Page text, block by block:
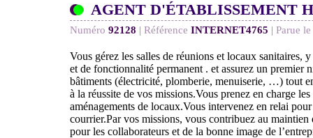
AGENT D'ÉTABLISSEMENT
Numéro 92128 | Référence INTERNET4765 | Parue le
Vous gérez les salles de réunions et locaux sanitaires,
et de fonctionnalité permanent . et assurez un premier
bâtiments (électricité, plomberie, menuiserie, …) tout
à la réussite de vos missions.Vous prenez en charge
aménagements de locaux.Vous intervenez en relai
courrier.Par vos missions, vous contribuez au maintien
pour les collaborateurs et de la bonne image de